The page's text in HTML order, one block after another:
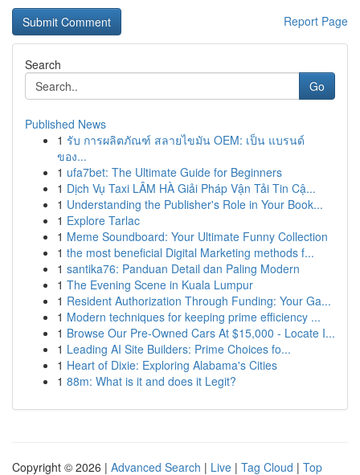
Report Page
Search
Go
Published News
1 รับ การผลิตภัณฑ์ สลายไขมัน OEM: เป็น แบรนด์
ของ...
1 ufa7bet: The Ultimate Guide for Beginners
1 Dịch Vụ Taxi LÂM HÀ Giải Pháp Vận Tải Tin Cậ...
1 Understanding the Publisher's Role in Your Book...
1 Explore Tarlac
1 Meme Soundboard: Your Ultimate Funny Collection
1 the most beneficial Digital Marketing methods f...
1 santika76: Panduan Detail dan Paling Modern
1 The Evening Scene in Kuala Lumpur
1 Resident Authorization Through Funding: Your Ga...
1 Modern techniques for keeping prime efficiency ...
1 Browse Our Pre-Owned Cars At $15,000 - Locate I...
1 Leading AI Site Builders: Prime Choices fo...
1 Heart of Dixie: Exploring Alabama's Cities
1 88m: What is it and does it Legit?
Copyright © 2026 | Advanced Search | Live | Tag Cloud | Top